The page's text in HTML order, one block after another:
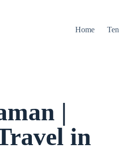
Home
|
in